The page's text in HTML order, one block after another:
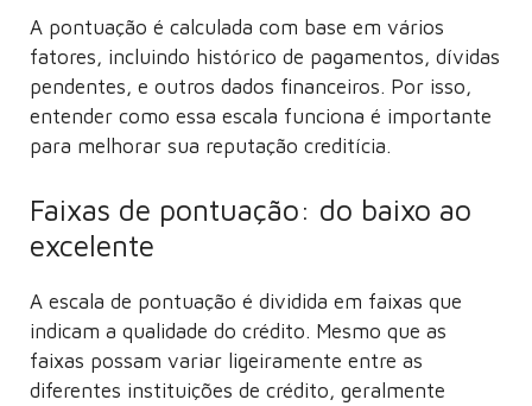
A pontuação é calculada com base em vários
fatores, incluindo histórico de pagamentos, dívidas
pendentes, e outros dados financeiros. Por isso,
entender como essa escala funciona é importante
para melhorar sua reputação creditícia.
Faixas de pontuação: do baixo ao
excelente
A escala de pontuação é dividida em faixas que
indicam a qualidade do crédito. Mesmo que as
faixas possam variar ligeiramente entre as
diferentes instituições de crédito, geralmente